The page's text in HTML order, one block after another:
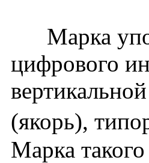
Марка
цифрового
(якорь),
Марка